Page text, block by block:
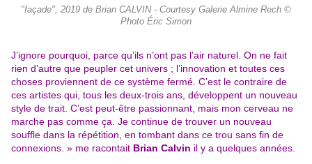
"façade", 2019 de Brian CALVIN - Courtesy Galerie Almine Rech ©
Photo Éric Simon
J’ignore pourquoi, parce qu’ils n’ont pas l’air naturel. On ne fait
rien d’autre que peupler cet univers ; l’innovation et toutes ces
choses proviennent de ce système fermé. C’est le contraire de
ces artistes qui, tous les deux-trois ans, développent un nouveau
style de trait. C’est peut-être passionnant, mais mon cerveau ne
marche pas comme ça. Je continue de trouver un nouveau
souffle dans la répétition, en tombant dans ce trou sans fin de
connexions. » me racontait Brian Calvin il y a quelques années.